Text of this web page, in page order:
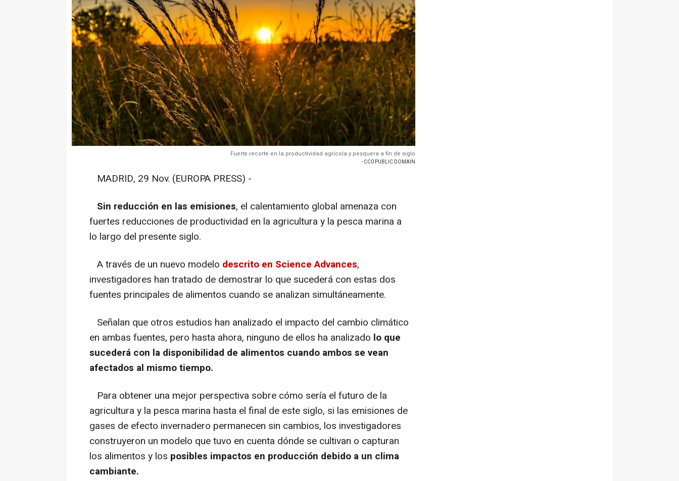
Fuerte recorte en la productividad agrícola y pesquera a fin de siglo
- CC0 PUBLIC DOMAIN
MADRID, 29 Nov. (EUROPA PRESS) -
Sin reducción en las emisiones, el calentamiento global amenaza con
fuertes reducciones de productividad en la agricultura y la pesca marina a
lo largo del presente siglo.
A través de un nuevo modelo descrito en Science Advances,
investigadores han tratado de demostrar lo que sucederá con estas dos
fuentes principales de alimentos cuando se analizan simultáneamente.
Señalan que otros estudios han analizado el impacto del cambio climático
en ambas fuentes, pero hasta ahora, ninguno de ellos ha analizado lo que
sucederá con la disponibilidad de alimentos cuando ambos se vean
afectados al mismo tiempo.
Para obtener una mejor perspectiva sobre cómo sería el futuro de la
agricultura y la pesca marina hasta el final de este siglo, si las emisiones de
gases de efecto invernadero permanecen sin cambios, los investigadores
construyeron un modelo que tuvo en cuenta dónde se cultivan o capturan
los alimentos y los posibles impactos en producción debido a un clima
cambiante.